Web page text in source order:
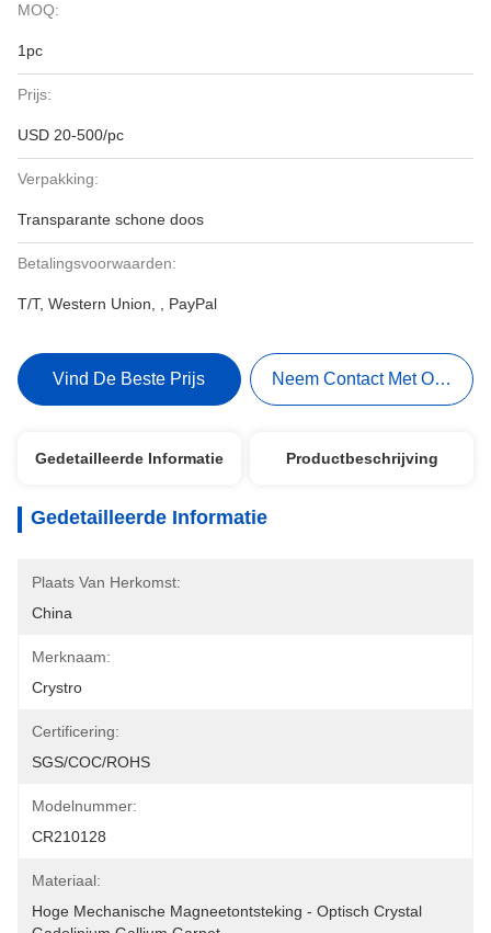
MOQ:
1pc
Prijs:
USD 20-500/pc
Verpakking:
Transparante schone doos
Betalingsvoorwaarden:
T/T, Western Union, , PayPal
Vind De Beste Prijs Neem Contact Met Ons Op
Gedetailleerde Informatie Productbeschrijving
Gedetailleerde Informatie
Plaats Van Herkomst:
China
Merknaam:
Crystro
Certificering:
SGS/COC/ROHS
Modelnummer:
CR210128
Materiaal:
Hoge Mechanische Magneetontsteking - Optisch Crystal